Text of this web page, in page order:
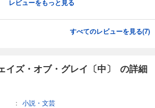
レビューをもっと見る
すべてのレビューを見る(7)
イズ・オブ・グレイ〔中〕 の詳細
小説・文芸